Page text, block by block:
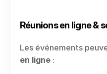
Réunions en ligne &
Les événements
en ligne :